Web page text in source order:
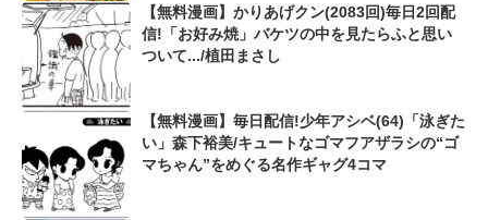
【無料漫画】かりあげクン(2083回)毎日2回配
信!「お好み焼」バケツの中を見たらふと思い
ついて.../植田まさし
【無料漫画】毎日配信!少年アシベ(64)「泳ぎた
い」森下裕美/キュートなゴマフアザラシの“ゴ
マちゃん”をめぐる名作ギャグ4コマ